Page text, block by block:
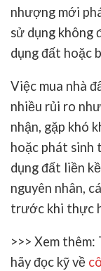
nhượng mới
sử dụng không
dụng đất hoặc
Việc mua nhà
nhiều rủi ro
nhận, gặp khó
hoặc phát sinh
dụng đất liền
nguyên nhân,
trước khi thực
>>> Xem thêm:
hãy đọc kỹ về